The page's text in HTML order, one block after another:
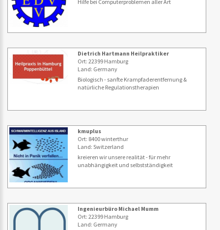
Hilfe bei Computerproblemen aller Art
Dietrich Hartmann Heilpraktiker
Ort: 22399 Hamburg
Land: Germany
Biologisch - sanfte Krampfaderentfernung &
natürliche Regulationstherapien
kmuplus
Ort: 8400 winterthur
Land: Switzerland
kreieren wir unsere realität - für mehr
unabhängigkeit und selbstständigkeit
Ingenieurbüro Michael Mumm
Ort: 22399 Hamburg
Land: Germany